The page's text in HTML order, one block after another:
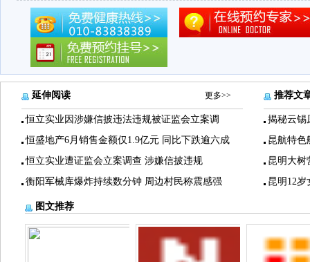
延伸阅读 更多>>
恒立实业因涉嫌信披违法违规被证监会立案调
恒盛地产6月销售金额仅1.9亿元 同比下跌逾六成
恒立实业遭证监会立案调查 涉嫌信披违规
衡阳军械库爆炸持续数分钟 周边村民称震感强
推荐文
揭秘云锡
昆航特色
昆明大树
昆明12
图文推荐